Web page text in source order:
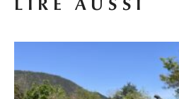
LIRE AUSSI